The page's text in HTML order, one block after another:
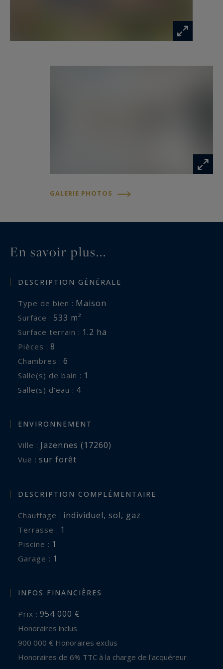
d’imaginer un projet d’accueil. Garage double,
cave et dépendance d’environ 140 m² viennent
www.georisques.gouv.fr
GALERIE PHOTOS
En savoir plus...
DESCRIPTION GÉNÉRALE
Type de bien : Maison
Surface : 533 m²
Surface terrain : 1.2 ha
Pièces : 8
Chambres : 6
Salle(s) de bain : 1
Salle(s) d'eau : 4
ENVIRONNEMENT
Ville : Jazennes (17260)
Vue : sur forêt
DESCRIPTION COMPLÉMENTAIRE
Chauffage : individuel, sol, gaz
terrasse : 1
piscine : 1
garage : 1
INFOS FINANCIÈRES
Prix : 954 000 €
Honoraires inclus
900 000 € Honoraires exclus
Honoraires de 6% TTC à la charge de l'acquéreur